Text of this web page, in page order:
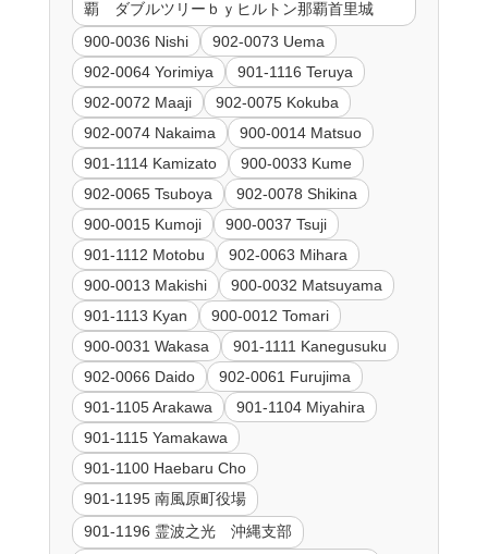
覇 ダブルツリーｂｙヒルトン那覇首里城
900-0036 Nishi
902-0073 Uema
902-0064 Yorimiya
901-1116 Teruya
902-0072 Maaji
902-0075 Kokuba
902-0074 Nakaima
900-0014 Matsuo
901-1114 Kamizato
900-0033 Kume
902-0065 Tsuboya
902-0078 Shikina
900-0015 Kumoji
900-0037 Tsuji
901-1112 Motobu
902-0063 Mihara
900-0013 Makishi
900-0032 Matsuyama
901-1113 Kyan
900-0012 Tomari
900-0031 Wakasa
901-1111 Kanegusuku
902-0066 Daido
902-0061 Furujima
901-1105 Arakawa
901-1104 Miyahira
901-1115 Yamakawa
901-1100 Haebaru Cho
901-1195 南風原町役場
901-1196 霊波之光 沖縄支部